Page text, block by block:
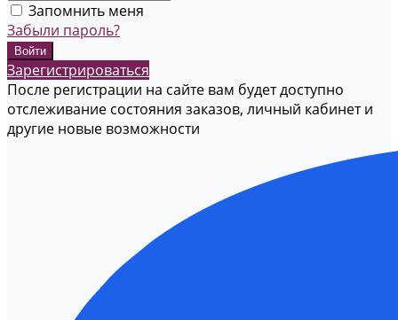
Запомнить меня
Забыли пароль?
Зарегистрироваться
После регистрации на сайте вам будет доступно
отслеживание состояния заказов, личный кабинет и
другие новые возможности